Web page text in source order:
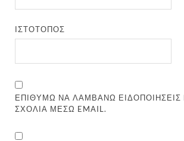
ΙΣΤΌΤΟΠΟΣ
ΕΠΙΘΥΜΏ ΝΑ ΛΑΜΒΆΝΩ ΕΙΔΟΠΟΙΉΣΕΙΣ
ΣΧΌΛΙΑ ΜΈΣΩ EMAIL.